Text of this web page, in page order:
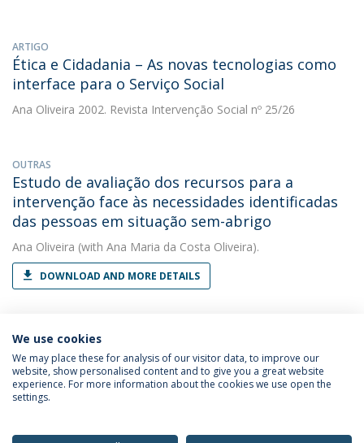
ARTIGO
Ética e Cidadania – As novas tecnologias como
interface para o Serviço Social
Ana Oliveira 2002. Revista Intervenção Social nº 25/26
OUTRAS
Estudo de avaliação dos recursos para a
intervenção face às necessidades identificadas
das pessoas em situação sem-abrigo
Ana Oliveira (with Ana Maria da Costa Oliveira).
DOWNLOAD AND MORE DETAILS
Política de Privacidade
Termos & Condições
We use cookies
We may place these for analysis of our visitor data, to improve our
website, show personalised content and to give you a great website
experience. For more information about the cookies we use open the
settings.